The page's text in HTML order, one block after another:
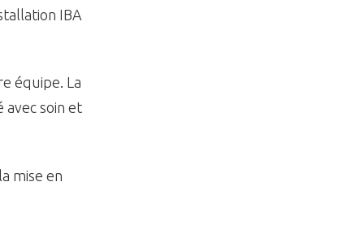
IBA
équipe. La
soin et
mise en